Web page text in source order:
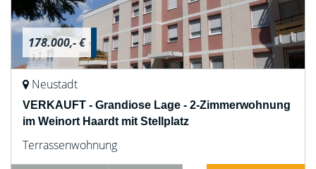
178.000,- €
Neustadt
VERKAUFT - Grandiose Lage - 2-Zimmerwohnung
im Weinort Haardt mit Stellplatz
Terrassenwohnung